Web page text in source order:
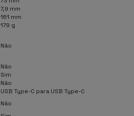
7,9 mm
161 mm
179 g
Não
Não
Sim
Não
USB Type-C para USB Type-C
Não